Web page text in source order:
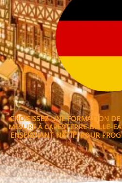
CHOISISSEZ UNE FORMATION
MESURE À CAPESTERRE-BELLE-
ENSEIGNANT NATIF, POUR